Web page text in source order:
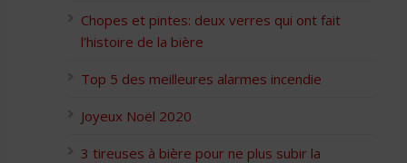
Chopes et pintes: deux verres qui ont fait
l’histoire de la bière
Top 5 des meilleures alarmes incendie
Joyeux Noël 2020
3 tireuses à bière pour ne plus subir la